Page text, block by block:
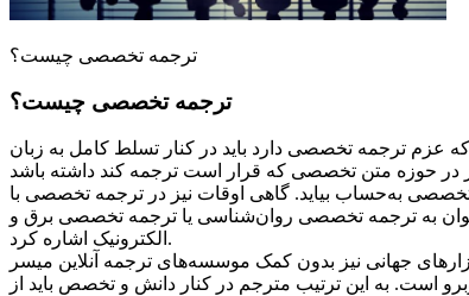
ترجمه تخصصی چیست؟
ترجمه تخصصی چیست؟
عزم ترجمه تخصصی دارد باید در کنار تسلط کامل به زبان
به‌حساب بیاید. گاهی اوقات نیز در ترجمه تخصصی با
به ترجمه‌ تخصصی روان‌شناسی یا ترجمه تخصصی برق و
الکترونیک اشاره کرد.
جهانی نیز بدون کمک موسسه‌های ترجمه آنلاین میسر
است. به این ترتیب مترجم در کنار دانش و تخصص باید از